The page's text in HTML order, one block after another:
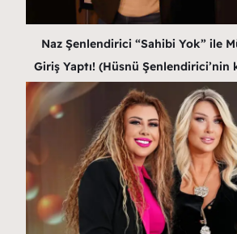
Naz Şenlendirici “Sahibi Yok” ile
Giriş Yaptı! (Hüsnü Şenlendirici’nin